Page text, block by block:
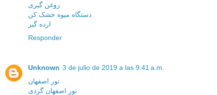
روغن گیری
دستگاه میوه خشک کن
ارده گیر
Responder
Unknown 3 de julio de 2019 a las 9:41 a.m.
تور اصفهان
تور اصفهان گردی